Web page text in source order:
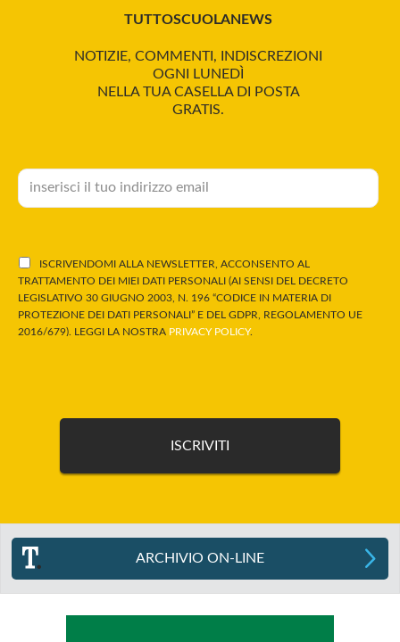
TUTTOSCUOLANEWS
NOTIZIE, COMMENTI, INDISCREZIONI
OGNI LUNEDÌ
NELLA TUA CASELLA DI POSTA
GRATIS.
ISCRIVENDOMI ALLA NEWSLETTER, ACCONSENTO AL
TRATTAMENTO DEI MIEI DATI PERSONALI (AI SENSI DEL DECRETO
LEGISLATIVO 30 GIUGNO 2003, N. 196 “CODICE IN MATERIA DI
PROTEZIONE DEI DATI PERSONALI” E DEL GDPR, REGOLAMENTO UE
2016/679). LEGGI LA NOSTRA PRIVACY POLICY.
ARCHIVIO ON-LINE